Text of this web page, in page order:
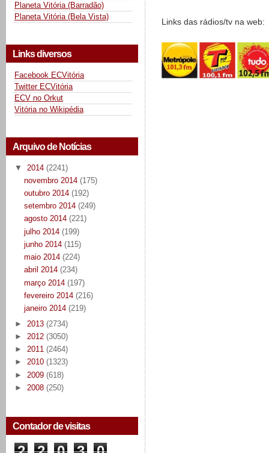
Planeta Vitória (Barradão)
Planeta Vitória (Bela Vista)
Links diversos
Facebook ECVitória
Twitter ECVitória
ECV no Orkut
Vitória no Wikipédia
Arquivo de Notícias
▼ 2014 (2241)
novembro 2014 (175)
outubro 2014 (192)
setembro 2014 (249)
agosto 2014 (221)
julho 2014 (199)
junho 2014 (115)
maio 2014 (224)
abril 2014 (234)
março 2014 (197)
fevereiro 2014 (216)
janeiro 2014 (219)
► 2013 (2734)
► 2012 (3050)
► 2011 (2464)
► 2010 (1323)
► 2009 (618)
► 2008 (250)
Contador de visitas
Links das rádios/tv na web: